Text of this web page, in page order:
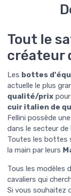
Tout le
créateur
Les bottes
actuelle le plus
qualité/prix
cuir italien de
Fellini possède
dans le secteur
Toutes les bottes
la main par leurs
Tous les modèles
cavaliers qui
Si vous souhaitez